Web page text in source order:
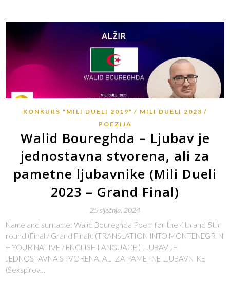
KONKURS "MILI DUELI 2019"
MILI DUELI 2023
POEZIJA
Walid Boureghda – Ljubav je
jednostavna stvorena, ali za
pametne ljubavnike (Mili Dueli
2023 – Grand Final)
25 siječnja, 2024
Name and surname: Walid Boureghda Poem for the 4th and 5th
round (Final / Grand Final): (TRANSLATION INTO MONTENEGRIN
+ YOUR NATIVE / ENGLISH LANGUAGE ) LJUBAV JE
JEDNOSTAVNA STVORENA, ALI ZA PAMETNE LJUBAVNIKE
(Šekspirov…